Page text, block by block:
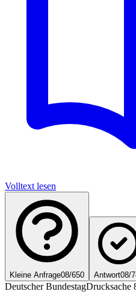
Volltext lesen
Kleine Anfrage08/650 Antwort08/
Deutscher BundestagDrucksache